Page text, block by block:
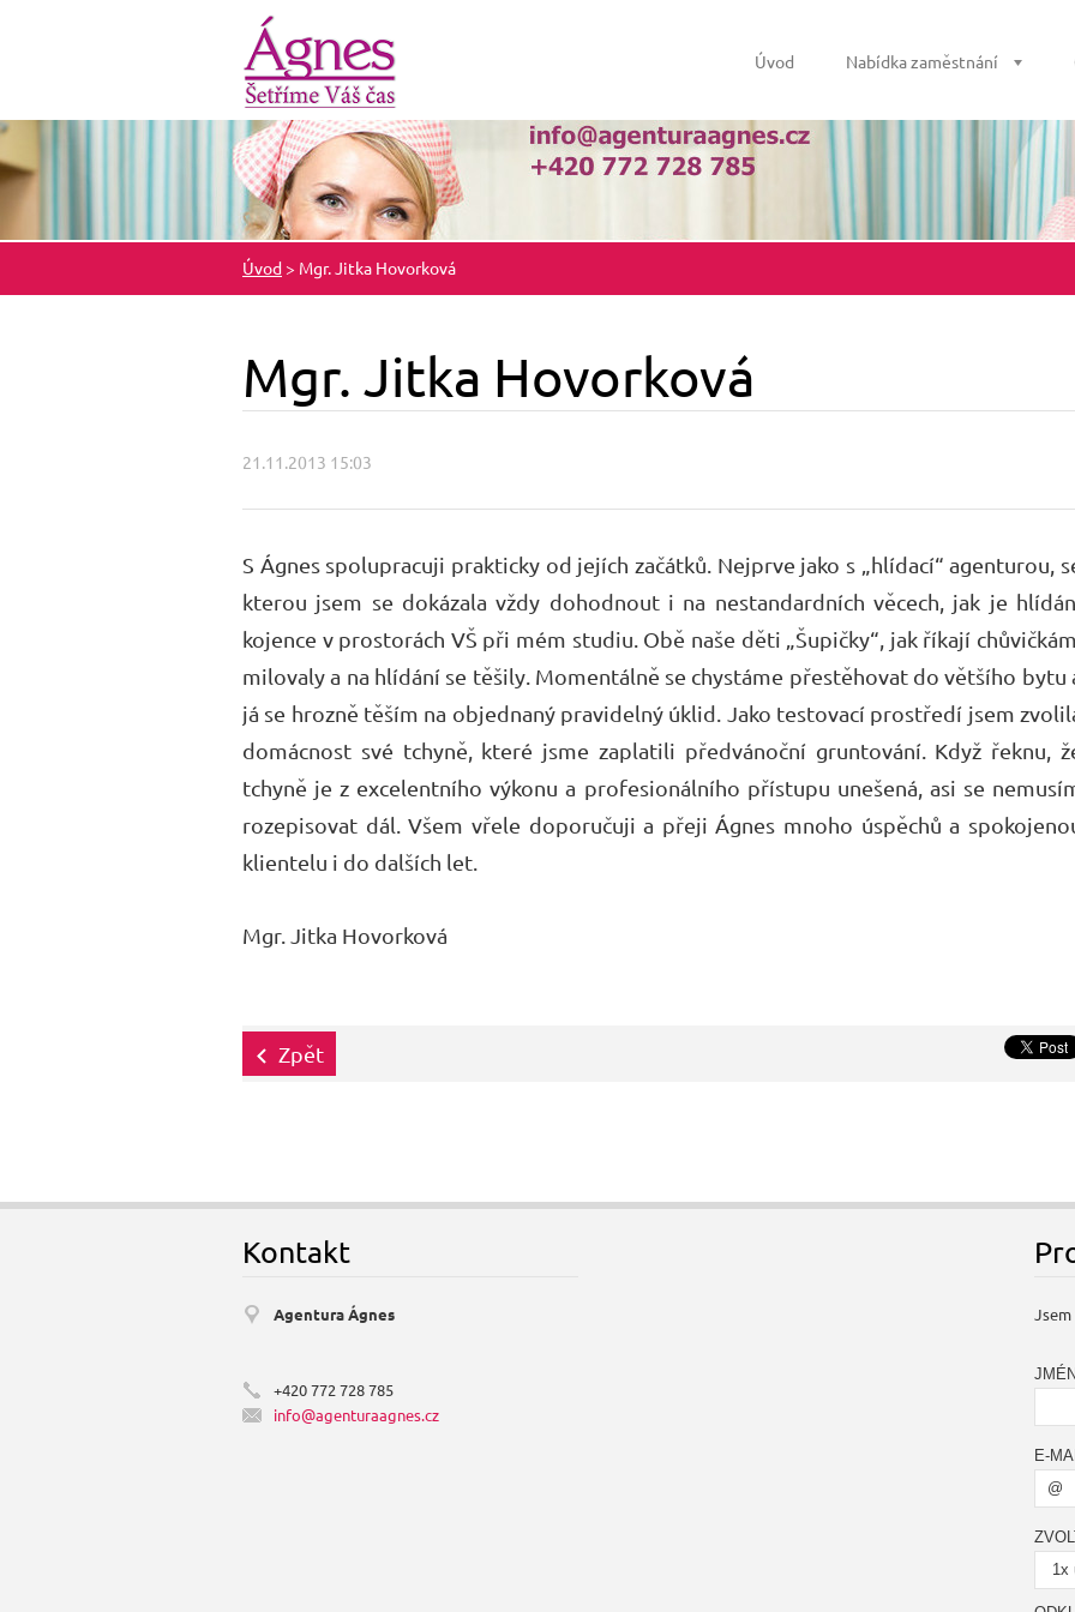
Úvod Nabídka zaměstnání
Úvod > Mgr. Jitka Hovorková
Mgr. Jitka Hovorková
21.11.2013 15:03
S Ágnes spolupracuji prakticky od jejích začátků. Nejprve jako s „hlídací“ agenturou,
kterou jsem se dokázala vždy dohodnout i na nestandardních věcech, jak je
kojence v prostorách VŠ při mém studiu. Obě naše děti „Šupičky“, jak říkají chůvičkám,
milovaly a na hlídání se těšily. Momentálně se chystáme přestěhovat do většího bytu
já se hrozně těším na objednaný pravidelný úklid. Jako testovací prostředí jsem
domácnost své tchyně, které jsme zaplatili předvánoční gruntování. Když řeknu,
tchyně je z excelentního výkonu a profesionálního přístupu unešená, asi se
rozepisovat dál. Všem vřele doporučuji a přeji Ágnes mnoho úspěchů a
klientelu i do dalších let.
Mgr. Jitka Hovorková
Zpět
Kontakt
Agentura Ágnes
+420 772 728 785
info@agenturaagnes.cz
Jsem
E-